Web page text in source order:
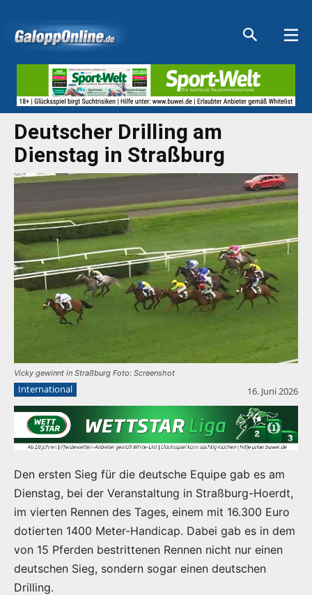
Deutscher Drilling am
Dienstag in Straßburg
Vicky gewinnt in Straßburg Foto: Screenshot
International 16. Juni 2026
Den ersten Sieg für die deutsche Equipe gab es am
Dienstag, bei der Veranstaltung in Straßburg-Hoerdt,
im vierten Rennen des Tages, einem mit 16.300 Euro
dotierten 1400 Meter-Handicap. Dabei gab es in dem
von 15 Pferden bestrittenen Rennen nicht nur einen
deutschen Sieg, sondern sogar einen deutschen
Drilling.